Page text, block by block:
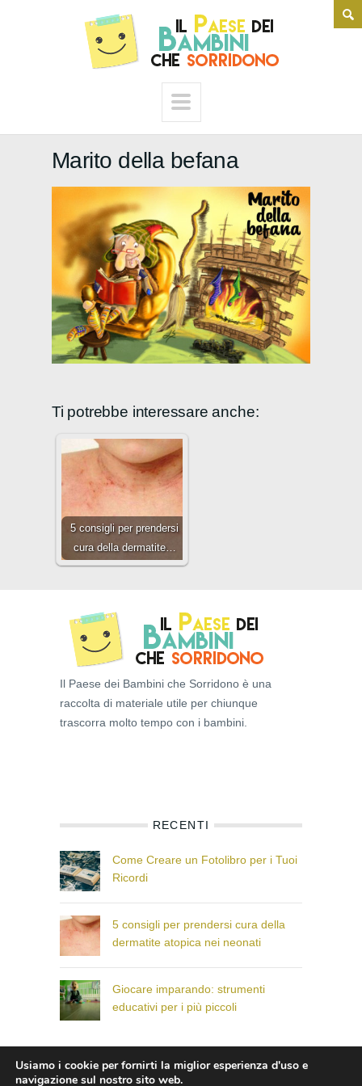
Marito della befana
Ti potrebbe interessare anche:
5 consigli per prendersi
cura della dermatite…
Il Paese dei Bambini che Sorridono è una
raccolta di materiale utile per chiunque
trascorra molto tempo con i bambini.
RECENTI
Come Creare un Fotolibro per i Tuoi
Ricordi
5 consigli per prendersi cura della
dermatite atopica nei neonati
Giocare imparando: strumenti
educativi per i più piccoli
© Il Paese dei Bambini che Sorridono
Usiamo i cookie per fornirti la miglior esperienza d'uso e
navigazione sul nostro sito web.